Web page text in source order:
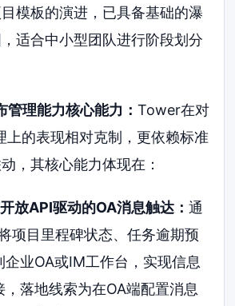
模板的演进，已具备基础的瀑
适合中小型团队进行阶段划分
管理能力核心能力：Tower在对
上的表现相对克制，更依赖标准
，其核心能力体现在：
放API驱动的OA消息触达： 通
项目里程碑状态、任务逾期预
企业OA或IM工作台，实现信息
，落地线索为在OA端配置消息